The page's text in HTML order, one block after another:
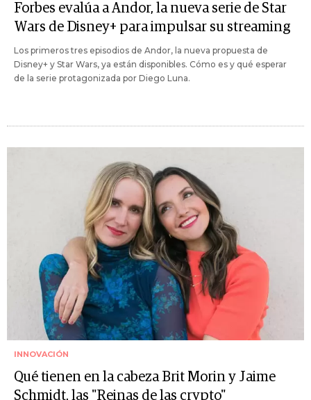
Forbes evalúa a Andor, la nueva serie de Star
Wars de Disney+ para impulsar su streaming
Los primeros tres episodios de Andor, la nueva propuesta de
Disney+ y Star Wars, ya están disponibles. Cómo es y qué esperar
de la serie protagonizada por Diego Luna.
INNOVACIÓN
Qué tienen en la cabeza Brit Morin y Jaime
Schmidt, las "Reinas de las crypto"